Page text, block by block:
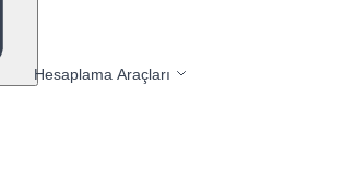
Hesaplama Araçları